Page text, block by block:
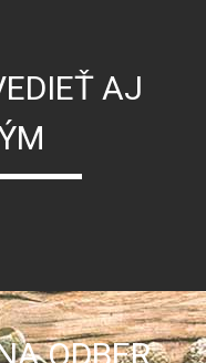
AJ
ODBER